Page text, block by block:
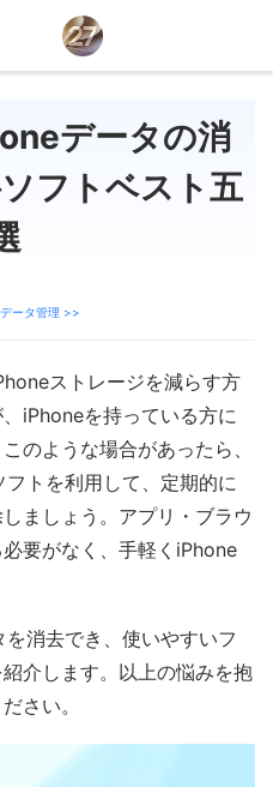
データの消
フトベスト五
ータ管理 >>
ストレージを減らす方
iPhoneを持っている方に
のような場合があったら、
トを利用して、定期的に
ましょう。アプリ・ブラウ
要がなく、手軽くiPhone
消去でき、使いやすいフ
介します。以上の悩みを抱
さい。